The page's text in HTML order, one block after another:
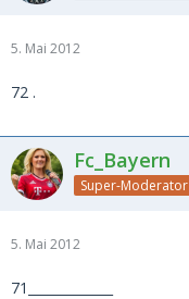
5. Mai 2012
72 .
Fc_Bayern
Super-Moderator
5. Mai 2012
71_____________